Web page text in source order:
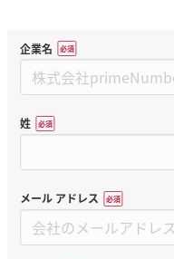
企業名
姓
メール アドレス